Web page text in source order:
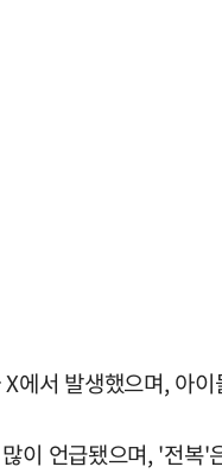
서 발생했으며, 아
이 언급됐으며, '전